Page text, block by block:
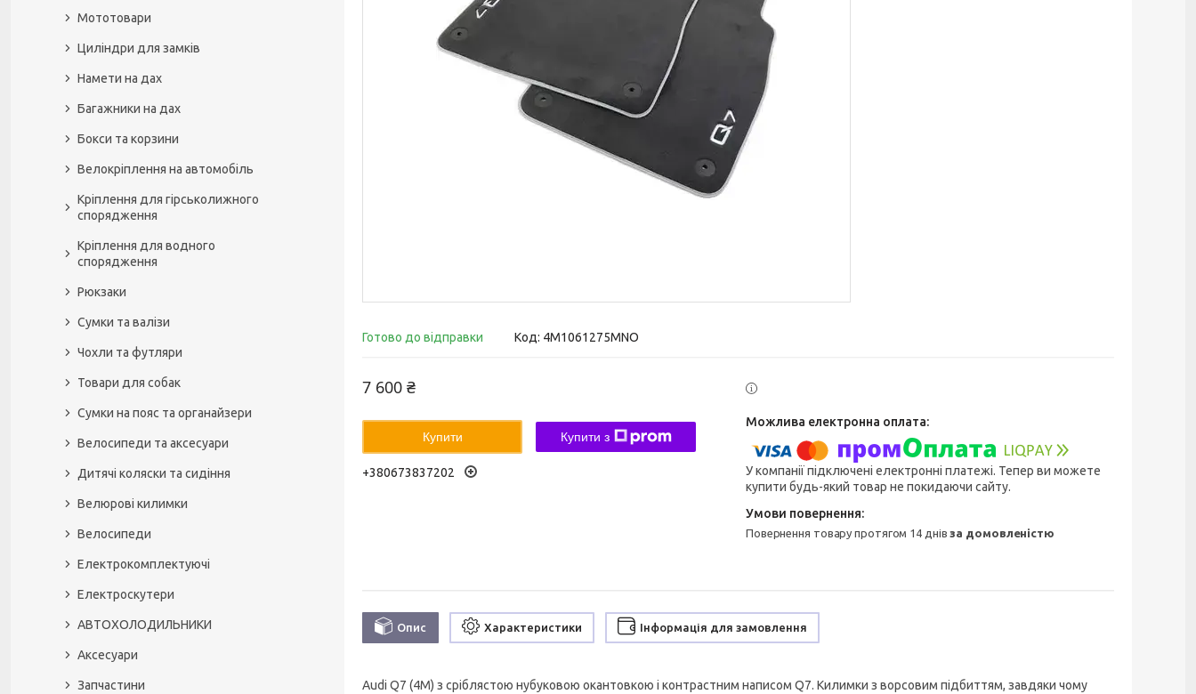
Готово до відправки Код: 4M1061275MNO
7 600 ₴
Купити Купити з
+380673837202
У компанії підключені електронні платежі. Тепер ви можете
купити будь-який товар не покидаючи сайту.
повернення товару протягом 14 днівза домовленістю
Опис Характеристики Інформація для замовлення
Audi Q7 (4M) з сріблястою нубуковою окантовкою і контрастним написом Q7. Килимки з ворсовим підбиттям, завдяки чому
Мототовари
Циліндри для замків
Намети на дах
Багажники на дах
Бокси та корзини
Велокріплення на автомобіль
Кріплення для гірськолижного
спорядження
Кріплення для водного
спорядження
Рюкзаки
Сумки та валізи
Чохли та футляри
Товари для собак
Сумки на пояс та органайзери
Велосипеди та аксесуари
Дитячі коляски та сидіння
Велюрові килимки
Велосипеди
Електрокомплектуючі
Електроскутери
АВТОХОЛОДИЛЬНИКИ
Аксесуари
Запчастини